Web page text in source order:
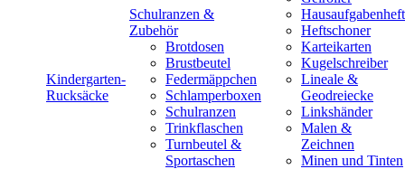
Kindergarten-
Rucksäcke
Schulranzen &
Zubehör
Brotdosen
Brustbeutel
Federmäppchen
Schlamperboxen
Schulranzen
Trinkflaschen
Turnbeutel &
Sportaschen
Hausaufgabenheft
Heftschoner
Karteikarten
Kugelschreiber
Lineale &
Geodreiecke
Linkshänder
Malen &
Zeichnen
Minen und Tinten